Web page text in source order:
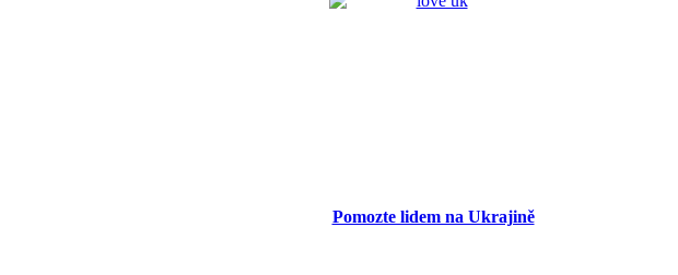
Pomozte lidem na Ukrajině